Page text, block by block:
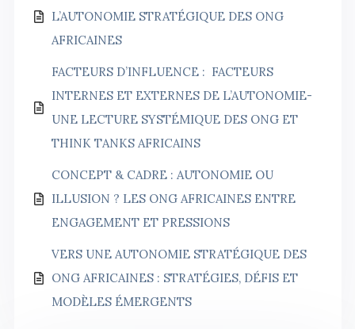
L’AUTONOMIE STRATÉGIQUE DES ONG
AFRICAINES
FACTEURS D’INFLUENCE : FACTEURS
INTERNES ET EXTERNES DE L’AUTONOMIE-
UNE LECTURE SYSTÉMIQUE DES ONG ET
THINK TANKS AFRICAINS
CONCEPT & CADRE : AUTONOMIE OU
ILLUSION ? LES ONG AFRICAINES ENTRE
ENGAGEMENT ET PRESSIONS
VERS UNE AUTONOMIE STRATÉGIQUE DES
ONG AFRICAINES : STRATÉGIES, DÉFIS ET
MODÈLES ÉMERGENTS